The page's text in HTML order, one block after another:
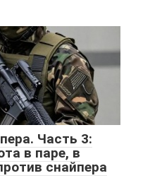
Часть 3:
в паре, в
снайпера